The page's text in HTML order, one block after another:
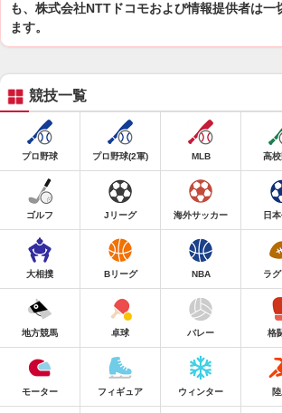
も、株式会社NTTドコモおよび情報提供者は一
ます。
競技一覧
プロ野球 プロ野球(2軍) MLB 高
ゴルフ Jリーグ 海外サッカー 日
大相撲 Bリーグ NBA ラ
地方競馬 卓球 バレー 格
モーター フィギュア ウィンター